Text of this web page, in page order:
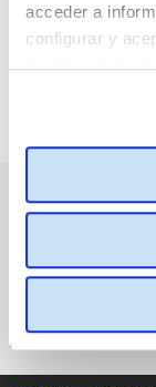
acceder a
configurar y
modificar tus
PRÓXIMOS